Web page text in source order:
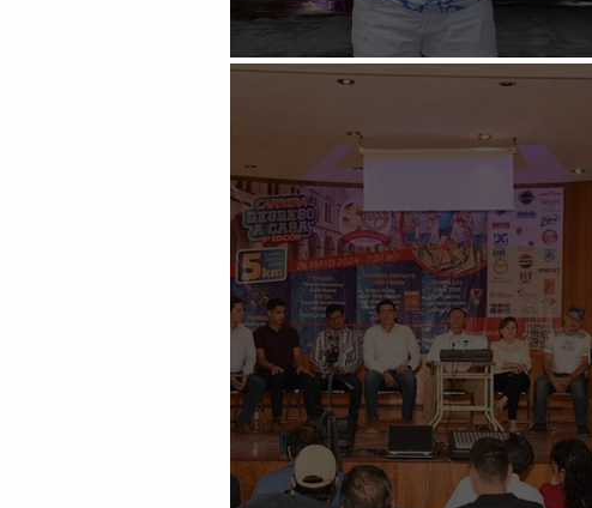
Trabajadores recaudan fondos